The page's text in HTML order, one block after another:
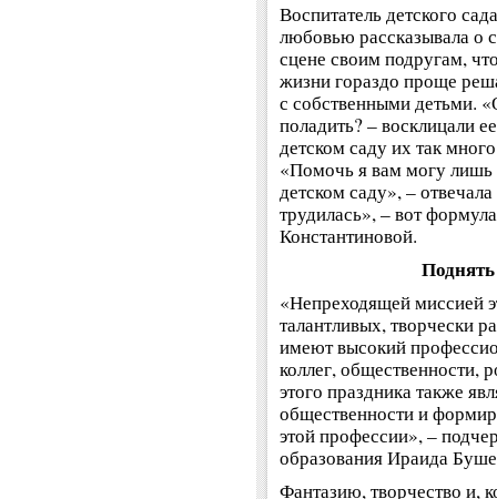
Воспитатель детского
любовью рассказывала о
сцене своим подругам,
жизни гораздо проще
с собственными детьми.
поладить? – восклицали
детском саду их так
«Помочь я вам могу лишь
детском саду», –
трудилась», – вот
Константиновой.
«Непреходящей миссией
талантливых, творчески
имеют высокий
коллег, общественности,
этого праздника также
общественности и
этой профессии», –
образования Ираида
Фантазию, творчество и,